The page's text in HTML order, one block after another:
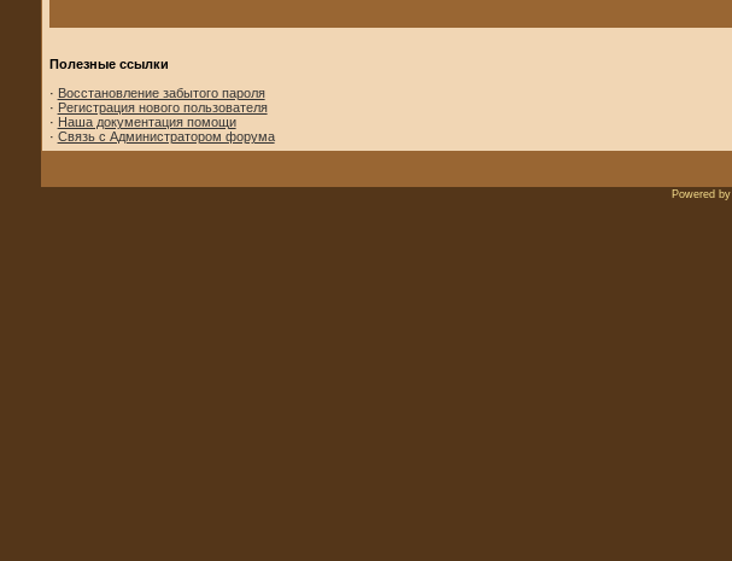
Полезные ссылки
· Восстановление забытого пароля
· Регистрация нового пользователя
· Наша документация помощи
· Связь с Администратором форума
Powered by